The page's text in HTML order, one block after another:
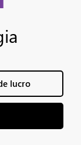
lucro